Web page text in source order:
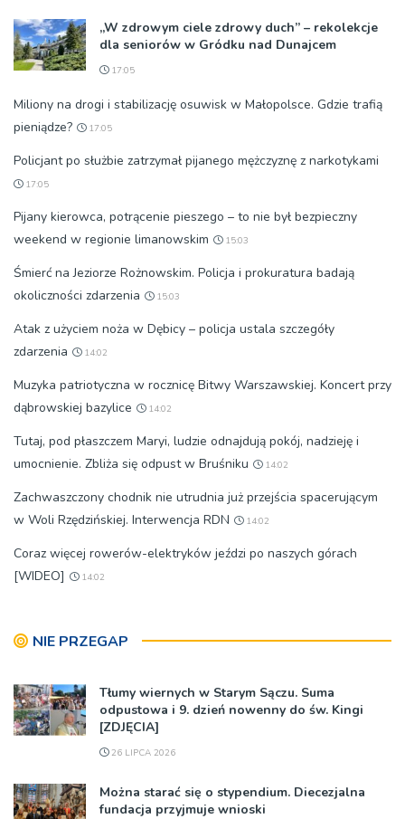
„W zdrowym ciele zdrowy duch” – rekolekcje
dla seniorów w Gródku nad Dunajcem
17:05
Miliony na drogi i stabilizację osuwisk w Małopolsce. Gdzie trafią
pieniądze?
17:05
Policjant po służbie zatrzymał pijanego mężczyznę z narkotykami
17:05
Pijany kierowca, potrącenie pieszego – to nie był bezpieczny
weekend w regionie limanowskim
15:03
Śmierć na Jeziorze Rożnowskim. Policja i prokuratura badają
okoliczności zdarzenia
15:03
Atak z użyciem noża w Dębicy – policja ustala szczegóły
zdarzenia
14:02
Muzyka patriotyczna w rocznicę Bitwy Warszawskiej. Koncert przy
dąbrowskiej bazylice
14:02
Tutaj, pod płaszczem Maryi, ludzie odnajdują pokój, nadzieję i
umocnienie. Zbliża się odpust w Bruśniku
14:02
Zachwaszczony chodnik nie utrudnia już przejścia spacerującym
w Woli Rzędzińskiej. Interwencja RDN
14:02
Coraz więcej rowerów-elektryków jeździ po naszych górach
[WIDEO]
14:02
NIE PRZEGAP
Tłumy wiernych w Starym Sączu. Suma
odpustowa i 9. dzień nowenny do św. Kingi
[ZDJĘCIA]
26 LIPCA 2026
Można starać się o stypendium. Diecezjalna
fundacja przyjmuje wnioski